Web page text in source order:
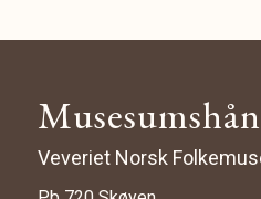
Veveriet Norsk